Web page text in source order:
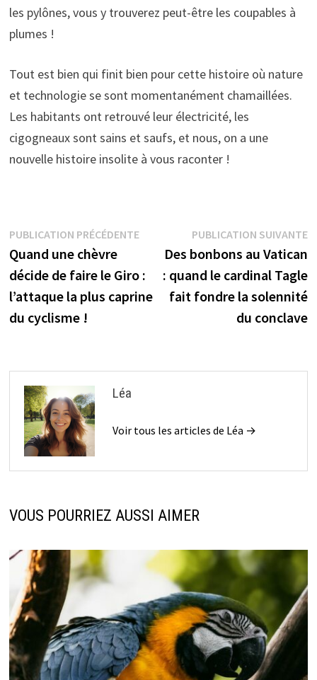
les pylônes, vous y trouverez peut-être les coupables à
plumes !
Tout est bien qui finit bien pour cette histoire où nature
et technologie se sont momentanément chamaillées.
Les habitants ont retrouvé leur électricité, les
cigogneaux sont sains et saufs, et nous, on a une
nouvelle histoire insolite à vous raconter !
Navigation
de
l’article
PUBLICATION PRÉCÉDENTEPublication
précédente :
Quand une chèvre
décide de faire le Giro :
l’attaque la plus caprine
du cyclisme !
PUBLICATION SUIVANTE
Des bonbons au Vatican
: quand le cardinal Tagle
fait fondre la solennité
du conclave
Léa
Voir tous les articles de Léa →
VOUS POURRIEZ AUSSI AIMER